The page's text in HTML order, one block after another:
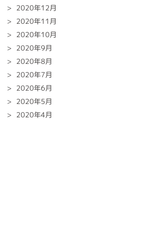
2020年12月
2020年11月
2020年10月
2020年9月
2020年8月
2020年7月
2020年6月
2020年5月
2020年4月